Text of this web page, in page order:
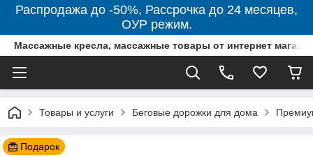
Распродажа до -50%, Рассрочка до 24 месяцев,
ОУР режим.
Массажные кресла, массажные товары от интернет
Товары и услуги Беговые дорожки для дома
Подарок